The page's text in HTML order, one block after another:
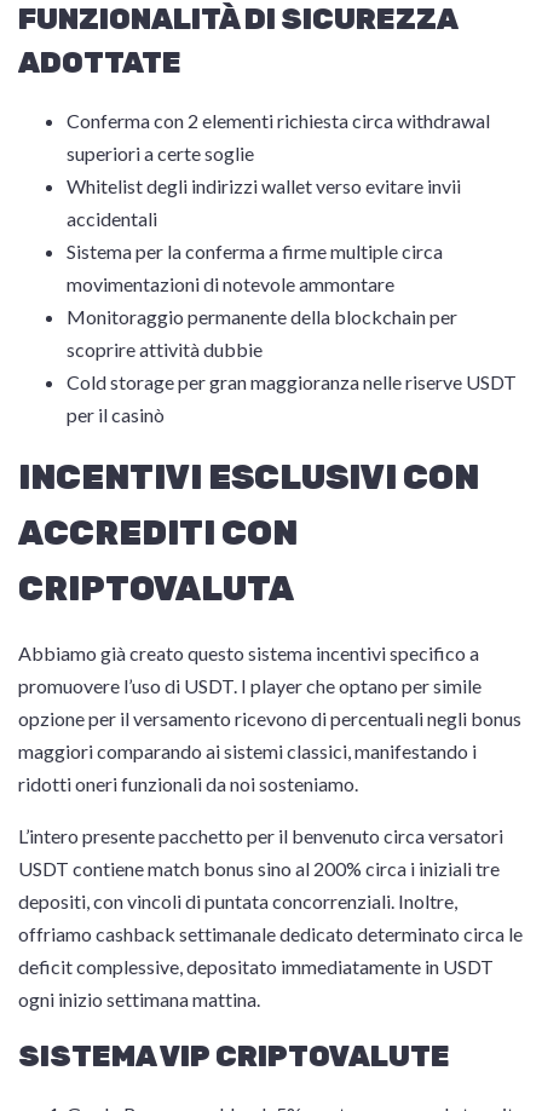
FUNZIONALITÀ DI SICUREZZA
ADOTTATE
Conferma con 2 elementi richiesta circa withdrawal
superiori a certe soglie
Whitelist degli indirizzi wallet verso evitare invii
accidentali
Sistema per la conferma a firme multiple circa
movimentazioni di notevole ammontare
Monitoraggio permanente della blockchain per
scoprire attività dubbie
Cold storage per gran maggioranza nelle riserve USDT
per il casinò
INCENTIVI ESCLUSIVI CON
ACCREDITI CON
CRIPTOVALUTA
Abbiamo già creato questo sistema incentivi specifico a
promuovere l’uso di USDT. I player che optano per simile
opzione per il versamento ricevono di percentuali negli bonus
maggiori comparando ai sistemi classici, manifestando i
ridotti oneri funzionali da noi sosteniamo.
L’intero presente pacchetto per il benvenuto circa versatori
USDT contiene match bonus sino al 200% circa i iniziali tre
depositi, con vincoli di puntata concorrenziali. Inoltre,
offriamo cashback settimanale dedicato determinato circa le
deficit complessive, depositato immediatamente in USDT
ogni inizio settimana mattina.
SISTEMA VIP CRIPTOVALUTE